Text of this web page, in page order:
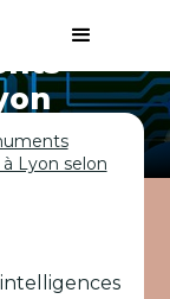
Lyon selon